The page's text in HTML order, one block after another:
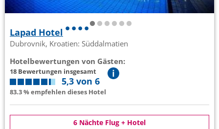
Lapad Hotel
Dubrovnik, Kroatien: Süddalmatien
Hotelbewertungen von Gästen:
18 Bewertungen insgesamt
5,3 von 6
83.3 % empfehlen dieses Hotel
6 Nächte Flug + Hotel